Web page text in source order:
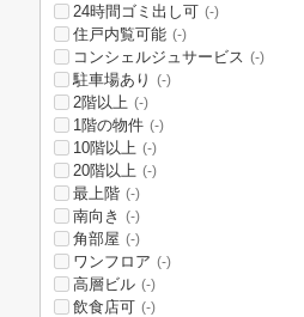
24時間ゴミ出し可 (-)
住戸内覧可能 (-)
コンシェルジュサービス (-)
駐車場あり (-)
2階以上 (-)
1階の物件 (-)
10階以上 (-)
20階以上 (-)
最上階 (-)
南向き (-)
角部屋 (-)
ワンフロア (-)
高層ビル (-)
飲食店可 (-)